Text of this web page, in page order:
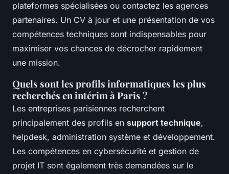
plateformes spécialisées ou contactez les agences
partenaires. Un CV à jour et une présentation de vos
compétences techniques sont indispensables pour
maximiser vos chances de décrocher rapidement
une mission.
Quels sont les profils informatiques les plus
recherchés en intérim à Paris ?
Les entreprises parisiennes recherchent
principalement des profils en support technique,
helpdesk, administration système et développement.
Les compétences en cybersécurité et gestion de
projet IT sont également très demandées sur le